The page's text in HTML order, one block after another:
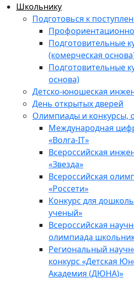
Школьнику
Подготовься к
Подготовительные
(комерческая
Подготовительные
основа)
Детско-юношеская
День открытых дверей
Олимпиады и конкурсы,
Международная
«Волга-IT»
Всероссийская
«Звезда»
Всероссийская
«Россети»
Конкурс для
ученый»
Всероссийская
олимпиада
Региональный
конкурс «Детская
Академия (ДЮНА)»